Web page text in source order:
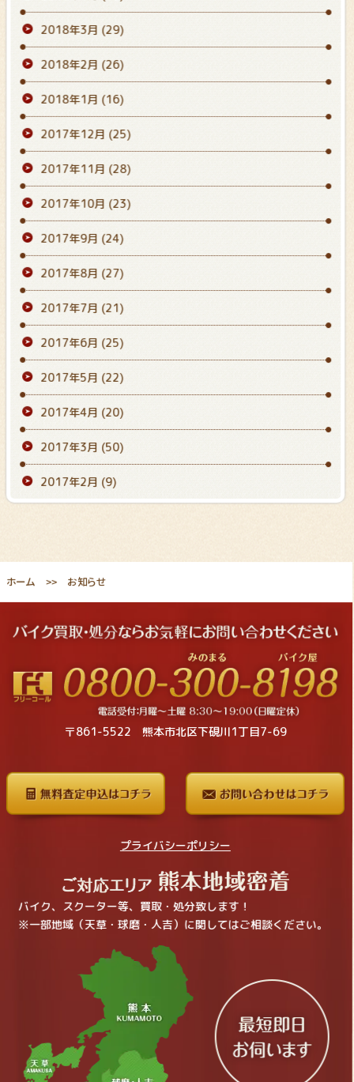
2018年3月 (29)
2018年2月 (26)
2018年1月 (16)
2017年12月 (25)
2017年11月 (28)
2017年10月 (23)
2017年9月 (24)
2017年8月 (27)
2017年7月 (21)
2017年6月 (25)
2017年5月 (22)
2017年4月 (20)
2017年3月 (50)
2017年2月 (9)
ホーム お知らせ
〒861-5522 熊本市北区下硯川1丁目7-69
プライバシーポリシー
バイク、スクーター等、買取・処分致します！
※一部地域（天草・球磨・人吉）に関してはご相談ください。